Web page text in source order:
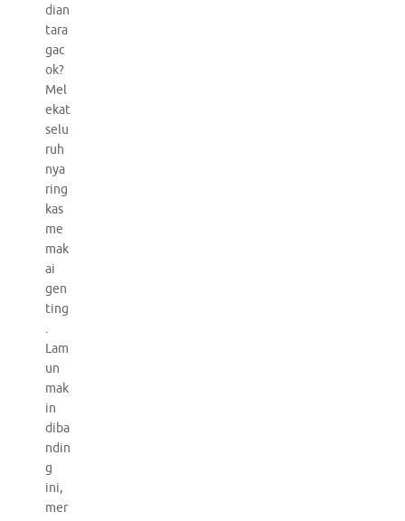
dian
tara
gac
ok?
Mel
ekat
selu
ruh
nya
ring
kas
me
mak
ai
gen
ting
.
Lam
un
mak
in
diba
ndin
g
ini,
mer